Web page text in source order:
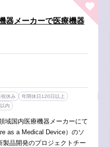
器メーカーで医療機器
祝休み
年間休日120日以上
内
域国内医療機器メーカーにて
as a Medical Device）のソ
品開発のプロジェクトチー